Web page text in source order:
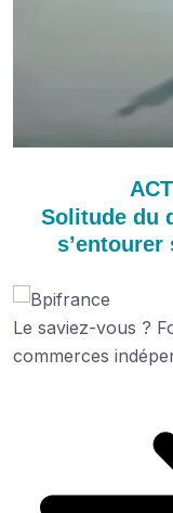
Solitude du
Le saviez-vous ?
commerces